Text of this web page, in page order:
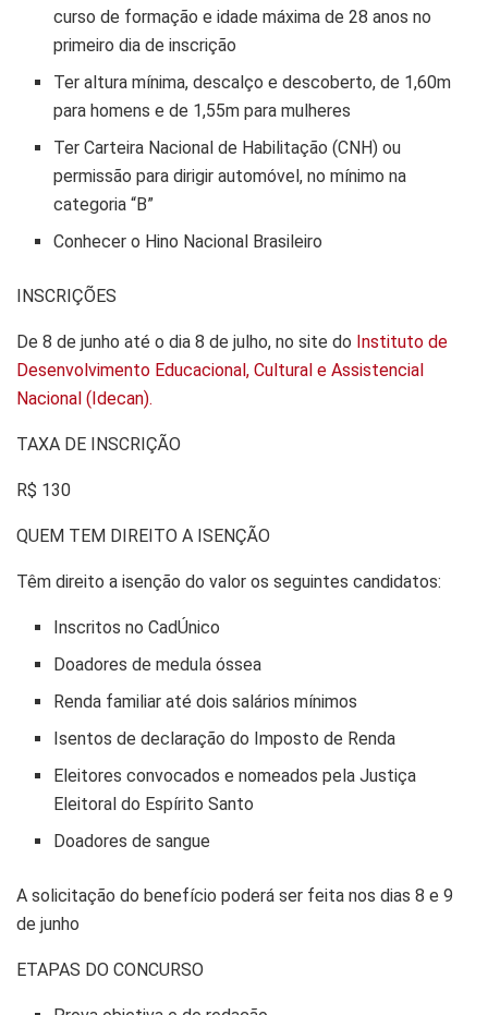
curso de formação e idade máxima de 28 anos no
primeiro dia de inscrição
Ter altura mínima, descalço e descoberto, de 1,60m
para homens e de 1,55m para mulheres
Ter Carteira Nacional de Habilitação (CNH) ou
permissão para dirigir automóvel, no mínimo na
categoria “B”
Conhecer o Hino Nacional Brasileiro
INSCRIÇÕES
De 8 de junho até o dia 8 de julho, no site do Instituto de
Desenvolvimento Educacional, Cultural e Assistencial
Nacional (Idecan).
TAXA DE INSCRIÇÃO
R$ 130
QUEM TEM DIREITO A ISENÇÃO
Têm direito a isenção do valor os seguintes candidatos:
Inscritos no CadÚnico
Doadores de medula óssea
Renda familiar até dois salários mínimos
Isentos de declaração do Imposto de Renda
Eleitores convocados e nomeados pela Justiça
Eleitoral do Espírito Santo
Doadores de sangue
A solicitação do benefício poderá ser feita nos dias 8 e 9
de junho
ETAPAS DO CONCURSO